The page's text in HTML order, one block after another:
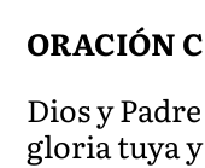
ORACIÓN
Dios y
gloria tuya